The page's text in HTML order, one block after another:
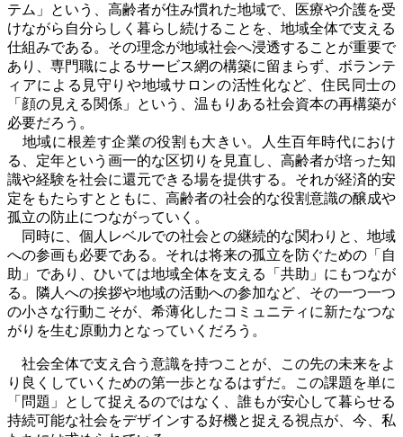
テム」という、 高齢者が住み慣れた地域で、医療や介護を受
けながら自分らしく暮らし続けることを、地域全体で支える
仕組みである。その理念が地域社会へ浸透することが重要で
あり、専門職によるサービス網の構築に留まらず、ボランテ
ィアによる見守りや地域サロンの活性化など、住民同士の
「顔の見える関係」という、温もりある社会資本の再構築が
必要だろう。
地域に根差す企業の役割も大きい。人生百年時代におけ
る、定年という画一的な区切りを見直し、高齢者が培った知
識や経験を社会に還元できる場を提供する。それが経済的安
定をもたらすとともに、高齢者の社会的な役割意識の醸成や
孤立の防止につながっていく。
同時に、個人レベルでの社会との継続的な関わりと、地域
への参画も必要である。それは将来の孤立を防ぐための「自
助」であり、ひいては地域全体を支える「共助」にもつなが
る。隣人への挨拶や地域の活動への参加など、その一つ一つ
の小さな行動こそが、希薄化したコミュニティに新たなつな
がりを生む原動力となっていくだろう。
社会全体で支え合う意識を持つことが、この先の未来をよ
り良くしていくための第一歩となるはずだ。この課題を単に
「問題」として捉えるのではなく、誰もが安心して暮らせる
持続可能な社会をデザインする好機と捉える視点が、今、私